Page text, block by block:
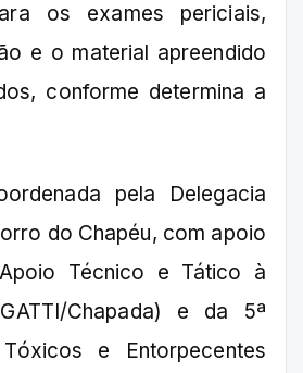
os exames periciais,
e o material apreendido
conforme determina a
pela Delegacia
do Chapéu, com apoio
Técnico e Tático à
Chapada) e da 5ª
e Entorpecentes